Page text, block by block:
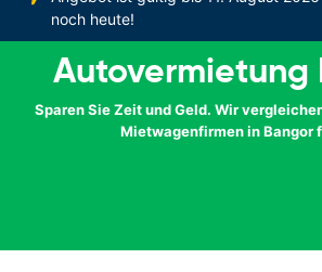
noch heute!
Autovermietung
Sparen Sie Zeit und Geld. Wir
Mietwagenfirmen in Bangor